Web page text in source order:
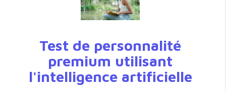
Test de personnalité
premium utilisant
l'intelligence artificielle